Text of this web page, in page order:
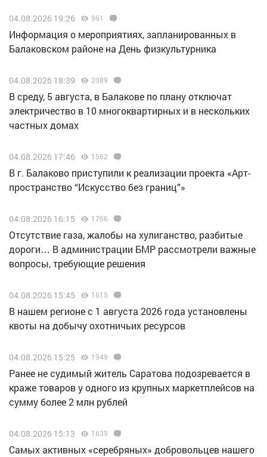
04.08.2026 19:26 961
Информация о мероприятиях, запланированных в
Балаковском районе на День физкультурника
04.08.2026 18:39 2089
В среду, 5 августа, в Балакове по плану отключат
электричество в 10 многоквартирных и в нескольких
частных домах
04.08.2026 17:46 1562
В г. Балаково приступили к реализации проекта «Арт-
пространство “Искусство без границ”»
04.08.2026 16:15 1766
Отсутствие газа, жалобы на хулиганство, разбитые
дороги… В администрации БМР рассмотрели важные
вопросы, требующие решения
04.08.2026 15:45 1615
В нашем регионе с 1 августа 2026 года установлены
квоты на добычу охотничьих ресурсов
04.08.2026 15:25 1949
Ранее не судимый житель Саратова подозревается в
краже товаров у одного из крупных маркетплейсов на
сумму более 2 млн рублей
04.08.2026 15:13 1639
Самых активных «серебряных» добровольцев нашего